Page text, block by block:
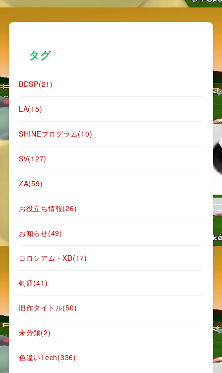
タグ
BDSP(21)
LA(15)
SHINEプログラム(10)
SV(127)
ZA(59)
お役立ち情報(26)
お知らせ(49)
コロシアム・XD(17)
剣盾(41)
旧作タイトル(50)
未分類(2)
色違いTech(336)